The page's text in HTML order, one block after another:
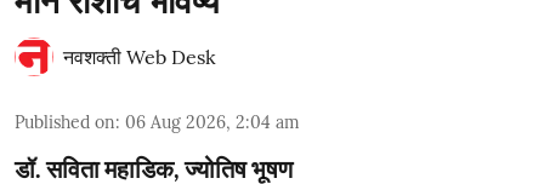
नवशक्ती Web Desk
Published on: 06 Aug 2026, 2:04 am
डॉ. सविता महाडिक, ज्योतिष भूषण